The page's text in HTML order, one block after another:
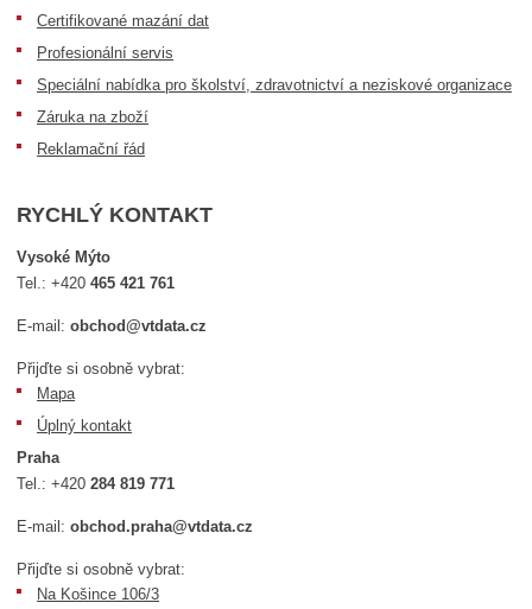
Certifikované mazání dat
Profesionální servis
Speciální nabídka pro školství, zdravotnictví a neziskové organizace
Záruka na zboží
Reklamační řád
RYCHLÝ KONTAKT
Vysoké Mýto
Tel.:+420465 421 761
E-mail:obchod@vtdata.cz
Přijďte si osobně vybrat:
Mapa
Úplný kontakt
Praha
Tel.:+420284 819 771
E-mail:obchod.praha@vtdata.cz
Přijďte si osobně vybrat:
Na Košince 106/3